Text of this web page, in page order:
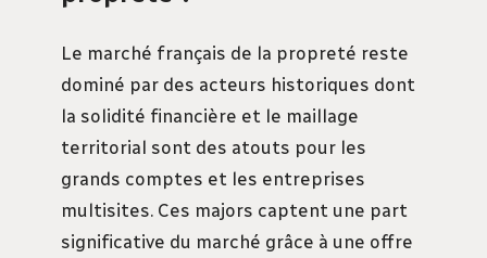
Le marché français de la propreté reste
dominé par des acteurs historiques dont
la solidité financière et le maillage
territorial sont des atouts pour les
grands comptes et les entreprises
multisites. Ces majors captent une part
significative du marché grâce à une offre